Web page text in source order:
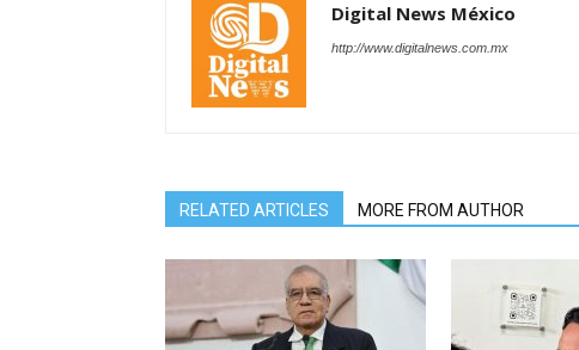
Digital News México
http://www.digitalnews.com.mx
RELATED ARTICLES MORE FROM AUTHOR